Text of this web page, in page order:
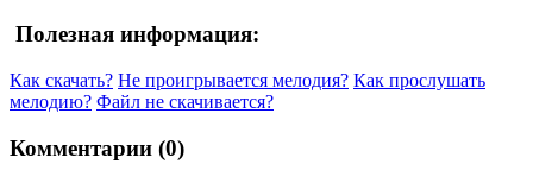
Полезная информация:
Как скачать? Не проигрывается мелодия? Как прослушать
мелодию? Файл не скачивается?
Комментарии (0)